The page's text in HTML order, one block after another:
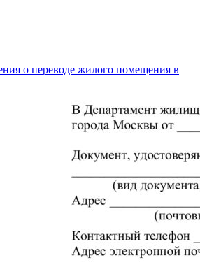
о переводе жилого помещения в